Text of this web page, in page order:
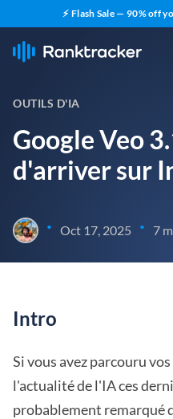
⚡ Flash Sale — 90% off
OUTILS D'IA
Google Veo
d'arriver sur
• Oct 17, 2025 • 7
Intro
Si vous avez parcouru
l'actualité de l'IA ces
probablement remarqué